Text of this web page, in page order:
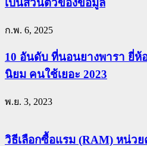
เป็นส่วนตัวของข้อมูล
ก.พ. 6, 2025
10 อันดับ ที่นอนยางพารา ยี่
นิยม คนใช้เยอะ 2023
พ.ย. 3, 2023
วิธีเลือกซื้อแรม (RAM) หน่ว